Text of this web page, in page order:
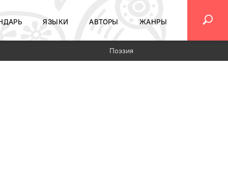
ЯЗЫКИ АВТОРЫ ЖАНРЫ
Поэзия